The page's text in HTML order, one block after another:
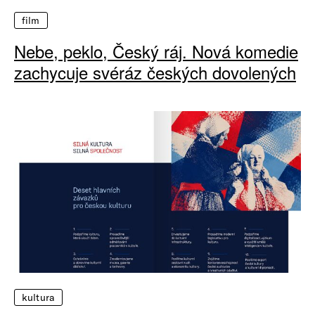
film
Nebe, peklo, Český ráj. Nová komedie
zachycuje svéráz českých dovolených
kultura